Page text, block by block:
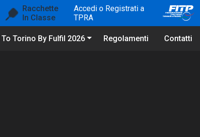
Racchette
In Classe
Accedi o Registrati a
TPRA
To Torino By Fulfil 2026 Regolamenti Contatti